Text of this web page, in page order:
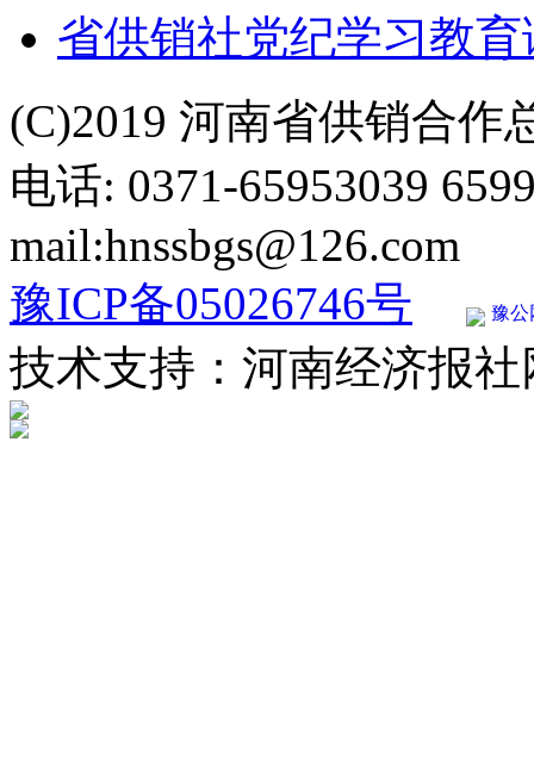
省供销社党纪学习教
(C)2019 河南省供销合作
电话: 0371-65953039
mail:hnssbgs@126.com
豫ICP备05026746号
豫公
技术支持：河南经济报社